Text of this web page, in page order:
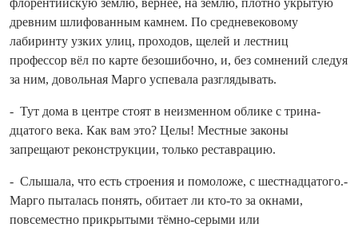
флорентийскую землю, вернее, на землю, плотно укрытую
древним шлифованным камнем. По средневековому
лабиринту узких улиц, проходов, щелей и лестниц
профессор вёл по карте безошибочно, и, без сомнений следуя
за ним, довольная Марго успевала разглядывать.
- Тут дома в центре стоят в неизменном облике с трина­
дцатого века. Как вам это? Целы! Местные законы
запрещают реконструкции, только реставрацию.
- Слышала, что есть строения и помоложе, с шестна­дцатого.-
Марго пыталась понять, обитает ли кто‑то за окнами,
повсеместно прикрытыми тёмно‑серыми или